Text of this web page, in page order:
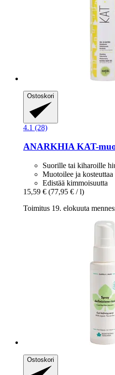
Ostoskori
4.1 (28)
ANARKHIA KAT-​
Suorille tai kiharoille
Muotoilee ja kosteuttaa
Edistää kimmoisuutta
15,59 € (77,95 € / l)
Toimitus 19. elokuuta
Ostoskori